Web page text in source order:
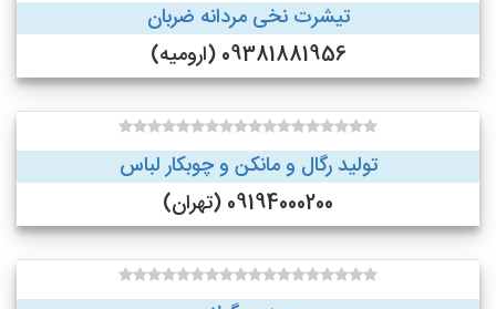
تیشرت نخی مردانه ضربان
09381881956 (ارومیه)
تولید رگال و مانکن و چوبکار لباس
09194000200 (تهران)